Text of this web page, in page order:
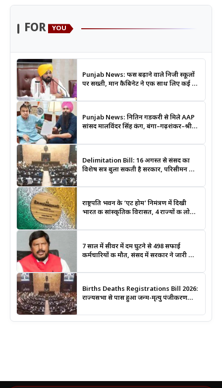
FOR YOU
Punjab News: फीस बढ़ाने वाले निजी स्कूलों
पर सख्ती, मान कैबिनेट ने एक साथ लिए कई बड़े
Punjab News: नितिन गडकरी से मिले AAP
सांसद मालविंदर सिंह कंग, बंगा–गढ़शंकर–श्री
बनाने की उठाई मांग
Delimitation Bill: 16 अगस्त से संसद का
विशेष सत्र बुला सकती है सरकार, परिसीमन और
राष्ट्रपति भवन के ‘एट होम’ निमंत्रण में दिखी
भारत की सांस्कृतिक विरासत, 4 राज्यों की लोक
7 साल में सीवर में दम घुटने से 498 सफाई
कर्मचारियों की मौत, संसद में सरकार ने जारी किए
Births Deaths Registrations Bill 2026:
राज्यसभा से पास हुआ जन्म-मृत्यु पंजीकरण
लगेगा कोर्ट का आदेश